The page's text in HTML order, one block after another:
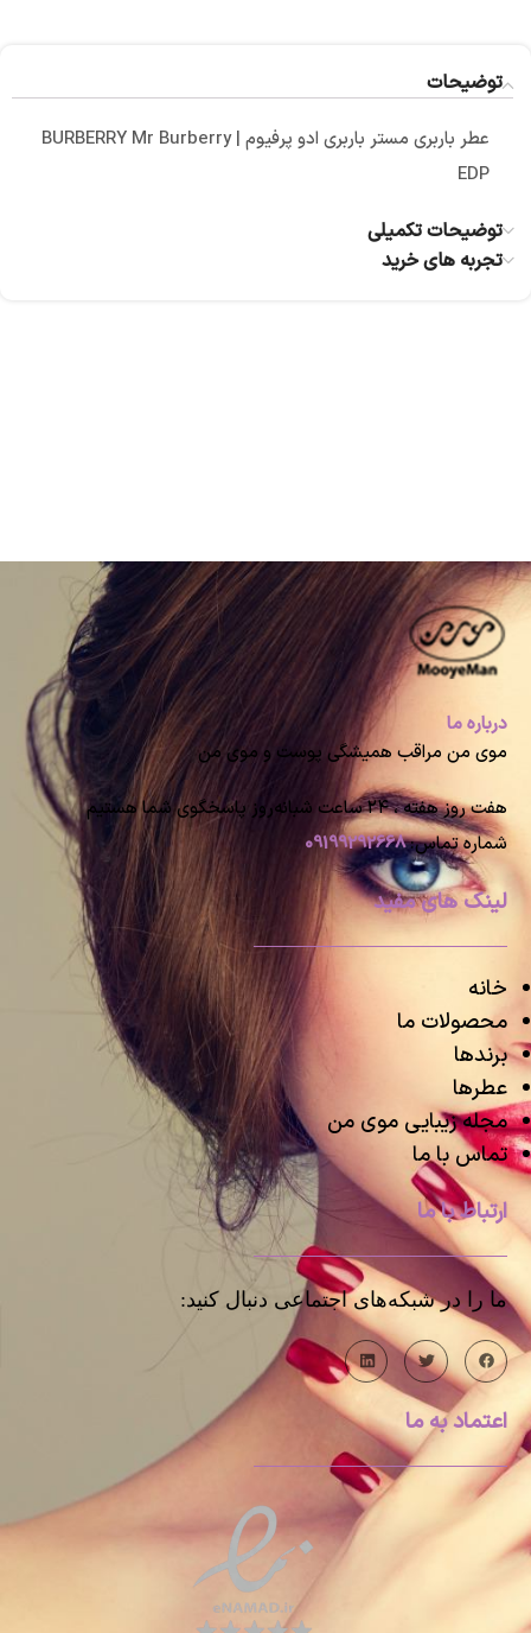
توضیحات
عطر باربری مستر باربری ادو پرفیوم | BURBERRY Mr Burberry
EDP
توضیحات تکمیلی
تجربه های خرید
درباره ما
موی من مراقب همیشگی پوست و موی من
هفت روز هفته ، ۲۴ ساعت شبانه‌روز پاسخگوی شما هستیم
شماره تماس:09199292668
لینک های مفید
خانه
محصولات ما
برندها
عطرها
مجله زیبایی موی من
تماس با ما
ارتباط با ما
ما را در شبکه‌های اجتماعی دنبال کنید:
اعتماد به ما